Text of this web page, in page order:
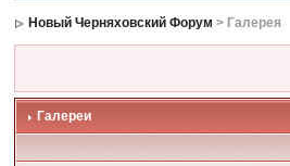
Новый Черняховский Форум > Галерея
Галереи